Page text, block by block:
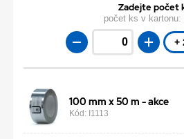
Zadejte počet
počet ks v kartonu:
+
100 mm x 50 m - akce
Kód: I1113